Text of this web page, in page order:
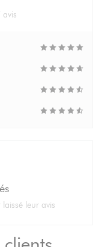
avis
laissé leur avis